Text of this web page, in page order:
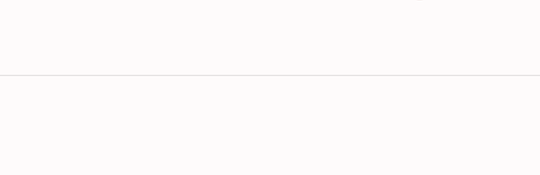
/